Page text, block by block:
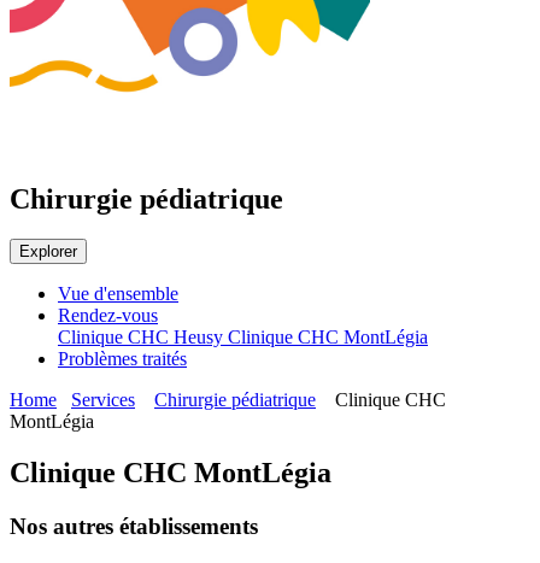
Chirurgie pédiatrique
Explorer
Vue d'ensemble
Rendez-vous
Clinique CHC Heusy Clinique CHC MontLégia
Problèmes traités
Home
Services Chirurgie pédiatrique
Clinique CHC
MontLégia
Clinique CHC MontLégia
Nos autres établissements